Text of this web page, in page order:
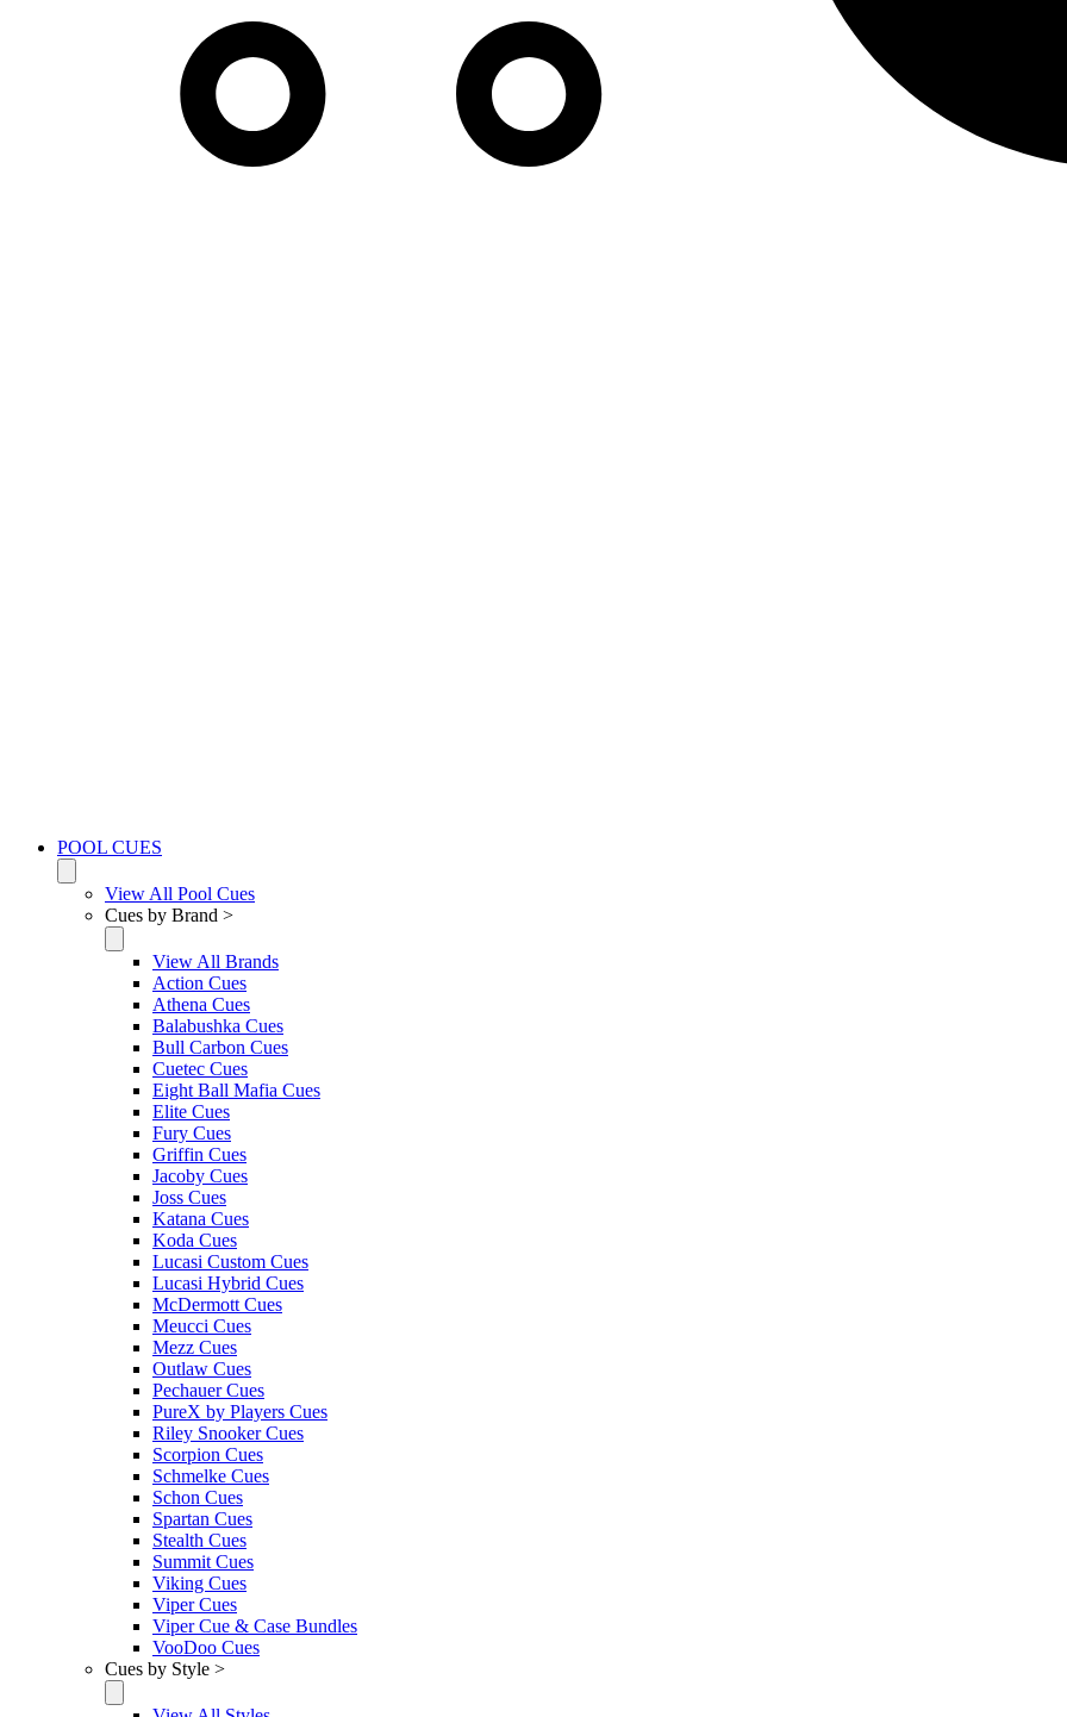
POOL CUES
View All Pool Cues
Cues by Brand >
View All Brands
Action Cues
Athena Cues
Balabushka Cues
Bull Carbon Cues
Cuetec Cues
Eight Ball Mafia Cues
Elite Cues
Fury Cues
Griffin Cues
Jacoby Cues
Joss Cues
Katana Cues
Koda Cues
Lucasi Custom Cues
Lucasi Hybrid Cues
McDermott Cues
Meucci Cues
Mezz Cues
Outlaw Cues
Pechauer Cues
PureX by Players Cues
Riley Snooker Cues
Scorpion Cues
Schmelke Cues
Schon Cues
Spartan Cues
Stealth Cues
Summit Cues
Viking Cues
Viper Cues
Viper Cue & Case Bundles
VooDoo Cues
Cues by Style >